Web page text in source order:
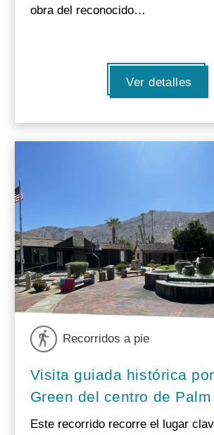
obra del reconocido…
Ver detalles
Recorridos a pie
Visita guiada histórica
Green del centro de
Este recorrido recorre el lugar